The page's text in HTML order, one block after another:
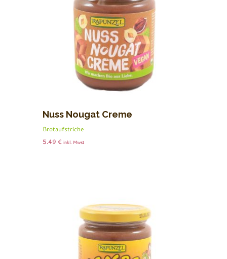
Nuss Nougat Creme
Brotaufstriche
5.49 € inkl. Mwst